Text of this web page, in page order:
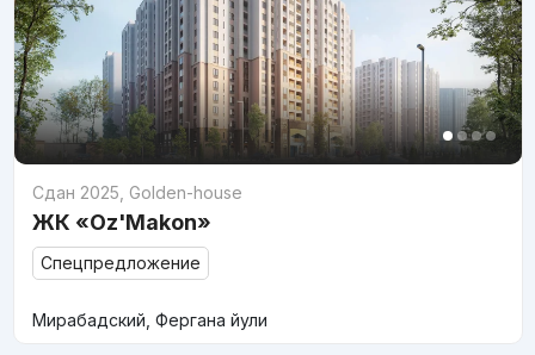
Сдан 2025 Golden-house
ЖК «Oz'Makon»
Спецпредложение
Мирабадский, Фергана йули